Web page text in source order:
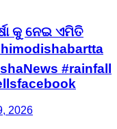
କୁ ନେଇ ଏମିତି
#rainfall
2026